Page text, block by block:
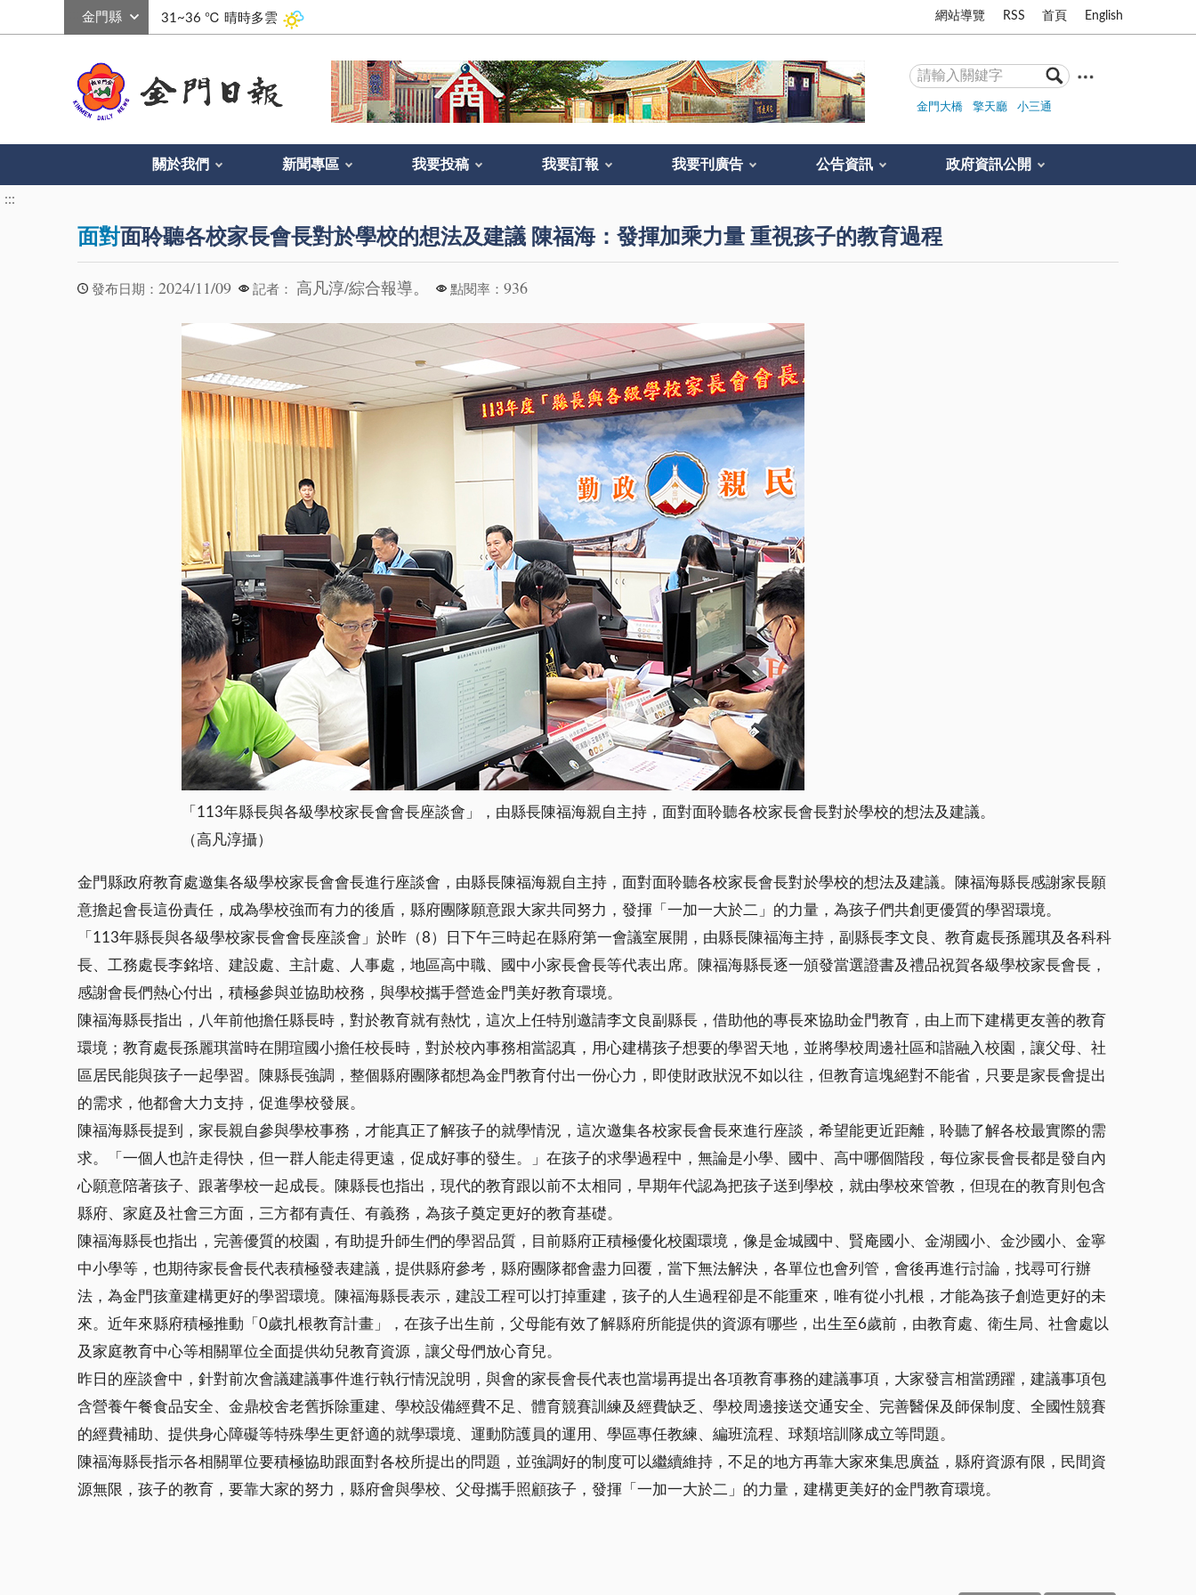
31~36 ℃ 晴時多雲 網站導覽 RSS 首頁 English
金門大橋 擎天廳 小三通
關於我們 新聞專區 我要投稿 我要訂報 我要刊廣告 公告資訊 政府資訊公開
:::
面對面聆聽各校家長會長對於學校的想法及建議 陳福海：發揮加乘力量 重視孩子的教育過程
發布日期： 2024/11/09 記者： 高凡淳/綜合報導。 點閱率： 936
「113年縣長與各級學校家長會會長座談會」，由縣長陳福海親自主持，面對面聆聽各校家長會長對於學校的想法及建議。
（高凡淳攝）
金門縣政府教育處邀集各級學校家長會會長進行座談會，由縣長陳福海親自主持，面對面聆聽各校家長會長對於學校的想法及建議。陳福海縣長感謝家長願
意擔起會長這份責任，成為學校強而有力的後盾，縣府團隊願意跟大家共同努力，發揮「一加一大於二」的力量，為孩子們共創更優質的學習環境。
「113年縣長與各級學校家長會會長座談會」於昨（8）日下午三時起在縣府第一會議室展開，由縣長陳福海主持，副縣長李文良、教育處長孫麗琪及各科科
長、工務處長李銘培、建設處、主計處、人事處，地區高中職、國中小家長會長等代表出席。陳福海縣長逐一頒發當選證書及禮品祝賀各級學校家長會長，
感謝會長們熱心付出，積極參與並協助校務，與學校攜手營造金門美好教育環境。
陳福海縣長指出，八年前他擔任縣長時，對於教育就有熱忱，這次上任特別邀請李文良副縣長，借助他的專長來協助金門教育，由上而下建構更友善的教育
環境；教育處長孫麗琪當時在開瑄國小擔任校長時，對於校內事務相當認真，用心建構孩子想要的學習天地，並將學校周邊社區和諧融入校園，讓父母、社
區居民能與孩子一起學習。陳縣長強調，整個縣府團隊都想為金門教育付出一份心力，即使財政狀況不如以往，但教育這塊絕對不能省，只要是家長會提出
的需求，他都會大力支持，促進學校發展。
陳福海縣長提到，家長親自參與學校事務，才能真正了解孩子的就學情況，這次邀集各校家長會長來進行座談，希望能更近距離，聆聽了解各校最實際的需
求。「一個人也許走得快，但一群人能走得更遠，促成好事的發生。」在孩子的求學過程中，無論是小學、國中、高中哪個階段，每位家長會長都是發自內
心願意陪著孩子、跟著學校一起成長。陳縣長也指出，現代的教育跟以前不太相同，早期年代認為把孩子送到學校，就由學校來管教，但現在的教育則包含
縣府、家庭及社會三方面，三方都有責任、有義務，為孩子奠定更好的教育基礎。
陳福海縣長也指出，完善優質的校園，有助提升師生們的學習品質，目前縣府正積極優化校園環境，像是金城國中、賢庵國小、金湖國小、金沙國小、金寧
中小學等，也期待家長會長代表積極發表建議，提供縣府參考，縣府團隊都會盡力回覆，當下無法解決，各單位也會列管，會後再進行討論，找尋可行辦
法，為金門孩童建構更好的學習環境。陳福海縣長表示，建設工程可以打掉重建，孩子的人生過程卻是不能重來，唯有從小扎根，才能為孩子創造更好的未
來。近年來縣府積極推動「0歲扎根教育計畫」，在孩子出生前，父母能有效了解縣府所能提供的資源有哪些，出生至6歲前，由教育處、衛生局、社會處以
及家庭教育中心等相關單位全面提供幼兒教育資源，讓父母們放心育兒。
昨日的座談會中，針對前次會議建議事件進行執行情況說明，與會的家長會長代表也當場再提出各項教育事務的建議事項，大家發言相當踴躍，建議事項包
含營養午餐食品安全、金鼎校舍老舊拆除重建、學校設備經費不足、體育競賽訓練及經費缺乏、學校周邊接送交通安全、完善醫保及師保制度、全國性競賽
的經費補助、提供身心障礙等特殊學生更舒適的就學環境、運動防護員的運用、學區專任教練、編班流程、球類培訓隊成立等問題。
陳福海縣長指示各相關單位要積極協助跟面對各校所提出的問題，並強調好的制度可以繼續維持，不足的地方再靠大家來集思廣益，縣府資源有限，民間資
源無限，孩子的教育，要靠大家的努力，縣府會與學校、父母攜手照顧孩子，發揮「一加一大於二」的力量，建構更美好的金門教育環境。